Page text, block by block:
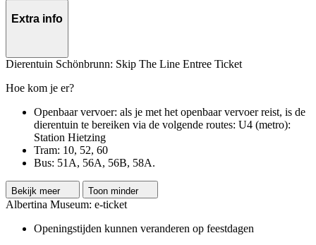
Extra info
Dierentuin Schönbrunn: Skip The Line Entree Ticket
Hoe kom je er?
Openbaar vervoer: als je met het openbaar vervoer reist, is de
dierentuin te bereiken via de volgende routes: U4 (metro):
Station Hietzing
Tram: 10, 52, 60
Bus: 51A, 56A, 56B, 58A.
Bekijk meer Toon minder
Albertina Museum: e-ticket
Openingstijden kunnen veranderen op feestdagen